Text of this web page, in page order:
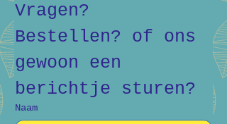
Vragen?
Bestellen? of ons
gewoon een
berichtje sturen?
Naam